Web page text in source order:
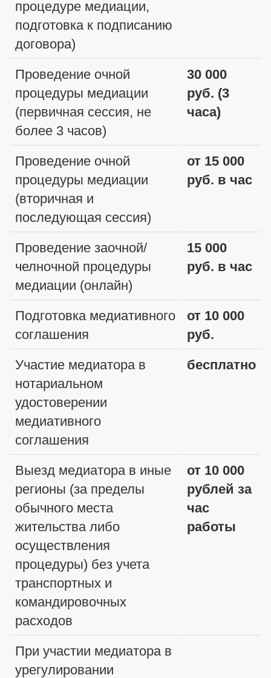
процедуре медиации,
подготовка к подписанию
договора)
Проведение очной
процедуры медиации
(первичная сессия, не
более 3 часов)
30 000
руб. (3
часа)
Проведение очной
процедуры медиации
(вторичная и
последующая сессия)
от 15 000
руб. в час
Проведение заочной/
челночной процедуры
медиации (онлайн)
15 000
руб. в час
Подготовка медиативного
соглашения
от 10 000
руб.
Участие медиатора в
нотариальном
удостоверении
медиативного
соглашения
бесплатно
Выезд медиатора в иные
регионы (за пределы
обычного места
жительства либо
осуществления
процедуры) без учета
транспортных и
командировочных
расходов
от 10 000
рублей за
час
работы
При участии медиатора в
урегулировании